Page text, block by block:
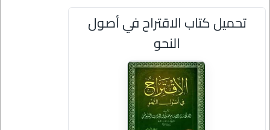
تحميل كتاب الاقتراح في أصول
النحو